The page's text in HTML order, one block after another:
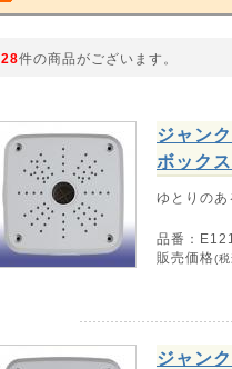
28件の商品がございます。
ジャン
ボックス
ゆとりの
品番：
販売価格(
ジャン